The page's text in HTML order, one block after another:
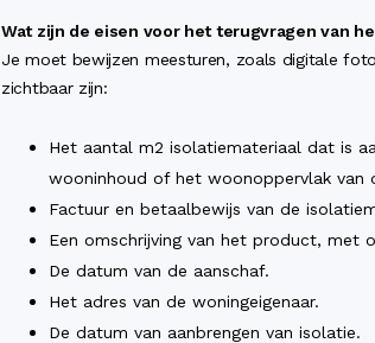
Wat zijn de eisen voor het terugvragen van
Je moet bewijzen meesturen, zoals digitale
zichtbaar zijn:
Het aantal m2 isolatiemateriaal dat is
wooninhoud of het woonoppervlak van
Factuur en betaalbewijs van de
Een omschrijving van het product, met
De datum van de aanschaf.
Het adres van de woningeigenaar.
De datum van aanbrengen van isolatie.